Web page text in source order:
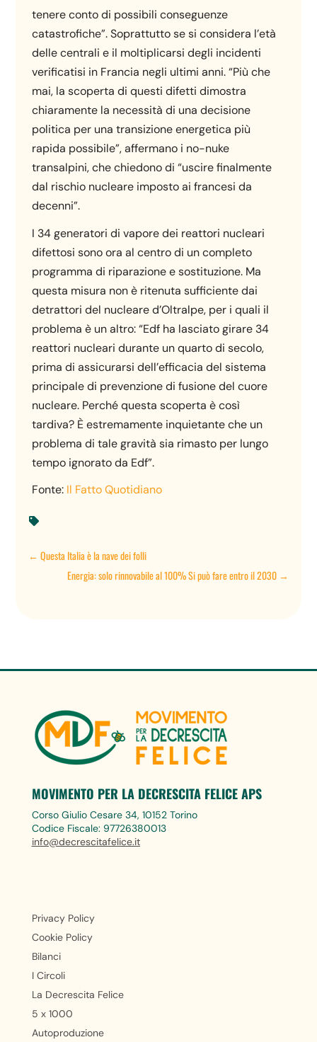
tenere conto di possibili conseguenze
catastrofiche”. Soprattutto se si considera l’età
delle centrali e il moltiplicarsi degli incidenti
verificatisi in Francia negli ultimi anni. “Più che
mai, la scoperta di questi difetti dimostra
chiaramente la necessità di una decisione
politica per una transizione energetica più
rapida possibile”, affermano i no-nuke
transalpini, che chiedono di “uscire finalmente
dal rischio nucleare imposto ai francesi da
decenni”.
I 34 generatori di vapore dei reattori nucleari
difettosi sono ora al centro di un completo
programma di riparazione e sostituzione. Ma
questa misura non è ritenuta sufficiente dai
detrattori del nucleare d’Oltralpe, per i quali il
problema è un altro: “Edf ha lasciato girare 34
reattori nucleari durante un quarto di secolo,
prima di assicurarsi dell’efficacia del sistema
principale di prevenzione di fusione del cuore
nucleare. Perché questa scoperta è così
tardiva? È estremamente inquietante che un
problema di tale gravità sia rimasto per lungo
tempo ignorato da Edf”.
Fonte: Il Fatto Quotidiano

←Questa Italia è la nave dei folli
Energia: solo rinnovabile al 100% Si può fare entro il 2030→
MOVIMENTO PER LA DECRESCITA FELICE APS
Corso Giulio Cesare 34, 10152 Torino
Codice Fiscale: 97726380013
info@decrescitafelice.it
Privacy Policy
Cookie Policy
Bilanci
I Circoli
La Decrescita Felice
5 x 1000
Autoproduzione